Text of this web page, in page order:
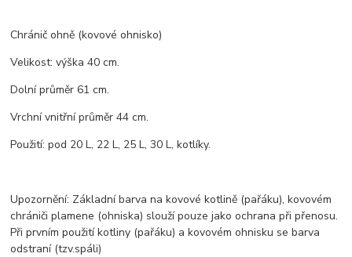
Chránič ohně (kovové ohnisko)
Velikost: výška 40 cm.
Dolní průměr 61 cm.
Vrchní vnitřní průměr 44 cm.
Použití: pod 20 L, 22 L, 25 L, 30 L, kotlíky.
Upozornění: Základní barva na kovové kotlině (pařáku), kovovém
chrániči plamene (ohniska) slouží pouze jako ochrana při přenosu.
Při prvním použití kotliny (pařáku) a kovovém ohnisku se barva
odstraní (tzv.spáli)